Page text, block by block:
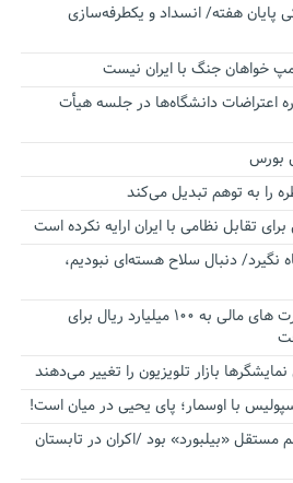
پایان هفته/ انسداد و یکطرفه‌سازی
خواهان جنگ با ایران نیست
اعتراضات دانشگاه‌ها در جلسه هیأت
را به توهم تبدیل می‌کند
تقابل نظامی با ایران ارایه نکرده است
نگیرد/ دنبال سلاح هسته‌ای نبودیم،
آستانه الزام به دریافت صورت های مالی به ۱۰۰ میلیارد ریال برای
بازار تلویزیون را تغییر می‌دهند
با اوسمار؛ پای یحیی در میان است!
مستقل «بیلبورد» بود /اکران در تابستان